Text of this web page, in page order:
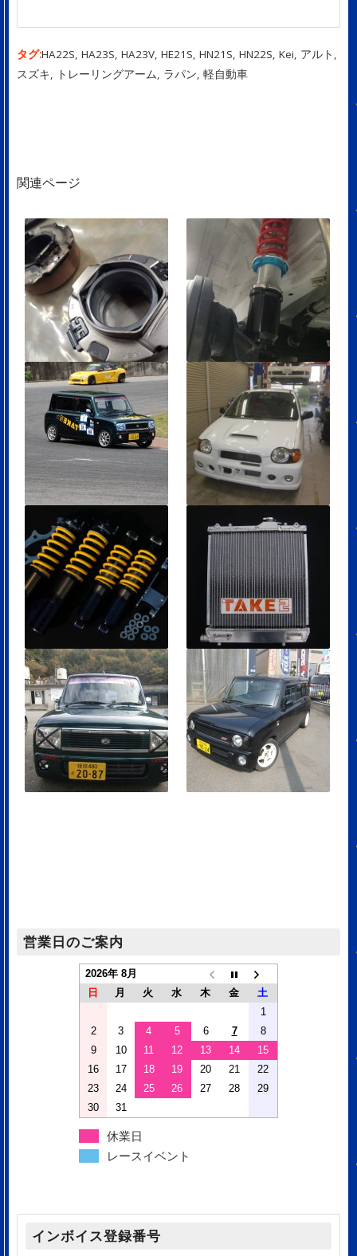
タグ:HA22S,HA23S,HA23V,HE21S,HN21S,HN22S,Kei, アルト ,
スズキ, トレーリングアーム, ラパン,軽自動車
関連ページ
営業日のご案内
2026年 8月
日
月 火 水 木 金
土
1
2
3 4 5 6 7
8
9
10 11 12 13 14
15
16
17 18 19 20 21
22
23
24 25 26 27 28
29
30
31
休業日
レースイベント
インボイス登録番号